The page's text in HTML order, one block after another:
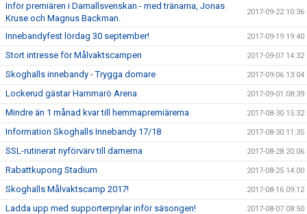
Inför premiären i Damallsvenskan - med tränarna, Jonas
Kruse och Magnus Backman.
2017-09-22 10:36
Innebandyfest lördag 30 september! 2017-09-19 19:40
Stort intresse för Målvaktscampen 2017-09-07 14:32
Skoghalls innebandy - Trygga domare 2017-09-06 13:04
Lockerud gästar Hammarö Arena 2017-09-01 08:39
Mindre än 1 månad kvar till hemmapremiärerna 2017-08-30 15:32
Information Skoghalls Innebandy 17/18 2017-08-30 11:35
SSL-rutinerat nyförvärv till damerna 2017-08-28 20:06
Rabattkupong Stadium 2017-08-25 14:00
Skoghalls Målvaktscamp 2017! 2017-08-16 09:12
Ladda upp med supporterprylar inför säsongen! 2017-08-07 08:50